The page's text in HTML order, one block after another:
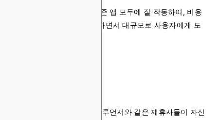
인앱 입찰은 새로운 앱과 기존 앱 모두에 잘 작동하여, 비용
을 통제하고 설치를 극대화하면서 대규모로 사용자에게 도
퍼블리셔, 블로거, 또는 인플루언서와 같은 제휴사들이 자신